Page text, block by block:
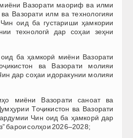
Вазорати маориф ва илми
Вазорати илм ва технологияи
оид ба густариши ҳамкории
технологӣ дар соҳаи зеҳни
ба ҳамкорӣ миёни Вазорати
ва Вазорати молияи
дар соҳаи идоракунии молияи
миёни Вазорати саноат ва
Тоҷикистон ва Вазорати
Чин оид ба ҳамкорӣ дар
барои солҳои 2026–2028;